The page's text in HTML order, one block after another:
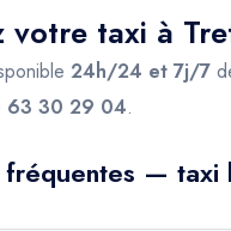
votre taxi à
24h/24 et 7j/7
63 30 29 04.
fréquentes — taxi